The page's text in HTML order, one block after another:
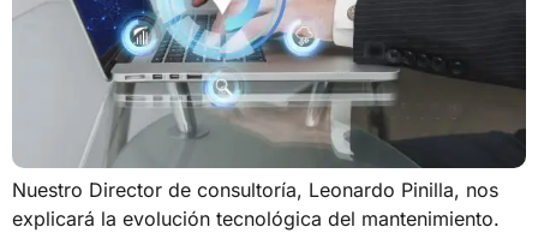
Nuestro Director de consultoría, Leonardo Pinilla, nos
explicará la evolución tecnológica del mantenimiento.